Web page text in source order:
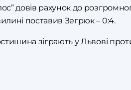
довів рахунок до
поставив Зегрюк – 0:4.
зіграють у Львові